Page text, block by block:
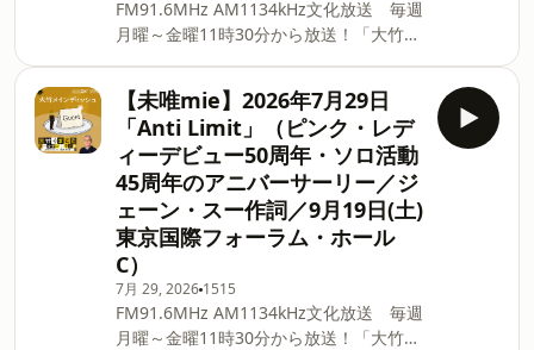
ースアップデート（有識者を迎えニュー
スを読み解く） ▼PodcastQR ⁠⁠⁠⁠⁠⁠⁠⁠⁠⁠⁠⁠⁠⁠⁠⁠⁠⁠⁠⁠⁠⁠⁠⁠⁠⁠⁠⁠⁠⁠⁠⁠⁠⁠⁠⁠⁠⁠⁠⁠⁠⁠⁠⁠⁠⁠⁠⁠⁠⁠⁠⁠⁠⁠⁠⁠⁠⁠⁠⁠⁠⁠⁠⁠⁠⁠⁠⁠⁠⁠⁠⁠⁠⁠⁠⁠⁠⁠⁠⁠⁠⁠⁠⁠⁠⁠⁠⁠⁠⁠⁠⁠⁠⁠⁠⁠⁠⁠⁠⁠⁠⁠⁠⁠⁠⁠⁠⁠⁠⁠⁠⁠⁠⁠⁠⁠
FM91.6MHz AM1134kHz文化放送 毎週
月曜～金曜11時30分から放送！「大竹ま
ンを飾るゲストが登場！ 大竹まこと＆各
パートナーがお客様のトークを料理しま
す。 毎週木曜日は世の中のギモンに答え
るレポートのコーナー。 どんなことでも
楽しく解決します！ ■ApplePodcast、
Spotify、AmazonMusicなどをご利用の
方は番組フォローをお願いします！ ■長
野智子アップデート ポッドキャスト配
信開始！！長野智子アップデート ニュ
ースアップデート（有識者を迎えニュー
スを読み解く） ▼PodcastQR ⁠⁠⁠⁠⁠⁠⁠⁠⁠⁠⁠⁠⁠⁠⁠⁠⁠⁠⁠⁠⁠⁠⁠⁠⁠⁠⁠⁠⁠⁠⁠⁠⁠⁠⁠⁠⁠⁠⁠⁠⁠⁠⁠⁠⁠⁠⁠⁠⁠⁠⁠⁠⁠⁠⁠⁠⁠⁠⁠⁠⁠⁠⁠⁠⁠⁠⁠⁠⁠⁠⁠⁠⁠⁠⁠⁠⁠⁠⁠⁠⁠⁠⁠⁠⁠⁠⁠⁠⁠⁠⁠⁠⁠⁠⁠⁠⁠⁠⁠⁠⁠⁠⁠⁠⁠⁠⁠⁠⁠⁠⁠⁠⁠⁠⁠⁠
【未唯mie】2026年7月29日
「Anti Limit」（ピンク・レデ
ィーデビュー50周年・ソロ活動
45周年のアニバーサーリー／ジ
ェーン・スー作詞／9月19日(土)
東京国際フォーラム・ホール
C）
7月 29, 2026 1515
FM91.6MHz AM1134kHz文化放送 毎週
月曜～金曜11時30分から放送！「大竹ま